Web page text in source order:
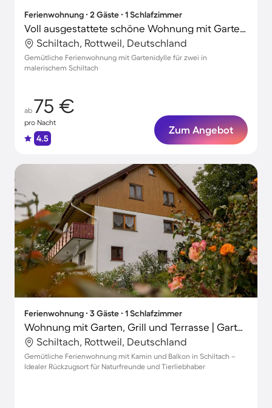
Ferienwohnung ∙ 2 Gäste ∙ 1 Schlafzimmer
Voll ausgestattete schöne Wohnung mit Garten, Pool und Grill | Naturblick
Schiltach, Rottweil, Deutschland
Gemütliche Ferienwohnung mit Gartenidylle für zwei in
malerischem Schiltach
ab 75 €
pro Nacht
4.5
Zum Angebot
Ferienwohnung ∙ 3 Gäste ∙ 1 Schlafzimmer
Wohnung mit Garten, Grill und Terrasse | Gartenblick
Schiltach, Rottweil, Deutschland
Gemütliche Ferienwohnung mit Kamin und Balkon in Schiltach –
Idealer Rückzugsort für Naturfreunde und Tierliebhaber